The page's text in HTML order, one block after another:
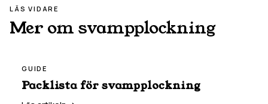
LÄS VIDARE
Mer om svampplockning
GUIDE
Packlista för svampplockning